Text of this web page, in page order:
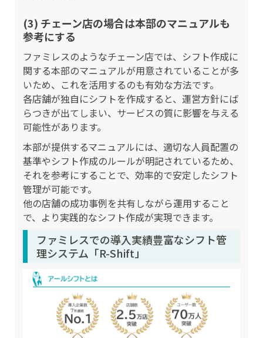
(3) チェーン店の場合は本部のマニュアルも
参考にする
ファミレスのようなチェーン店では、シフト作成に
関する本部のマニュアルが用意されていることが多
いため、これを活用するのも有効な方法です。
各店舗が独自にシフトを作成すると、運営方針にば
らつきが出てしまい、サービスの質に影響を与える
可能性があります。
本部が提供するマニュアルには、適切な人員配置の
基準やシフト作成のルールが明記されているため、
それを参考にすることで、効率的で安定したシフト
管理が可能です。
他の店舗の成功事例を共有しながら運用すること
で、より実践的なシフト作成が実現できます。
ファミレスでの導入実績豊富なシフト管
理システム「R-Shift」